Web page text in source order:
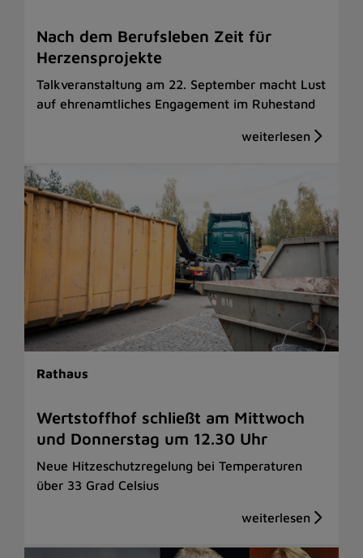
Nach dem Berufsleben Zeit für
Herzensprojekte
Talkveranstaltung am 22. September macht Lust
auf ehrenamtliches Engagement im Ruhestand
Rathaus
Wertstoffhof schließt am Mittwoch
und Donnerstag um 12.30 Uhr
Neue Hitzeschutzregelung bei Temperaturen
über 33 Grad Celsius